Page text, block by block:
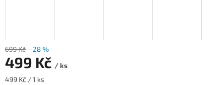
699 Kč –28 %
499 Kč / ks
Měrná
499 Kč / 1 ks